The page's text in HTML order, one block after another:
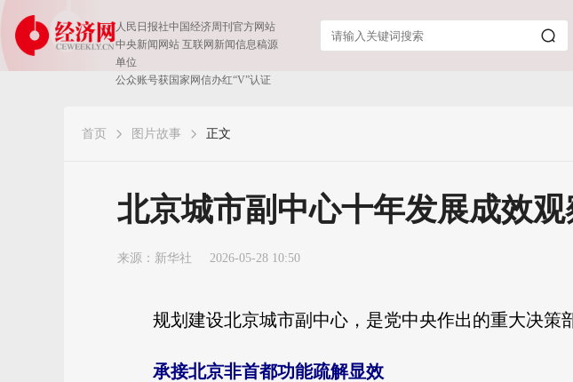
人民日报社中国经济周刊官方网站
中央新闻网站 互联网新闻信息稿源
单位
公众账号获国家网信办红“V”认证
首页 图片故事 正文
北京城市副中心十年发展成效观
来源： 新华社 2026-05-28 10:50
规划建设北京城市副中心，是党中央作出的重大决策
承接北京非首都功能疏解显效